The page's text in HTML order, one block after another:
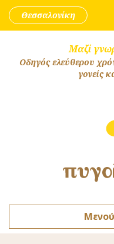
Skip to content
Θεσσαλονίκη
Μαζί
Οδηγός ελεύθερου
γονείς